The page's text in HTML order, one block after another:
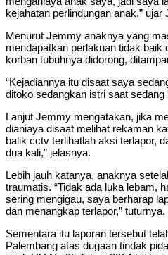
kejahatan perlindungan anak,”
Menurut Jemmy anaknya yang
mendapatkan perlakuan tidak baik
korban tubuhnya didorong,
“Kejadiannya itu disaat saya
ditoko sedangkan istri saat sedang
Lanjut Jemmy mengatakan, jika
dianiaya disaat melihat rekaman
balik cctv terlihatlah aksi terlapor,
dua kali,” jelasnya.
Lebih jauh katanya, anaknya
traumatis. “Tidak ada luka lebam,
sering mengigau, saya berharap
dan menangkap terlapor,” tuturnya.
Sementara itu laporan tersebut
Palembang atas dugaan tindak